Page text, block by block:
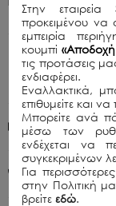
Περιγραφή
Μαύρο
Πολιτική
+30 210
Στην εταιρεία
προκειμένου να
εμπειρία
κουμπί
τις προτάσεις
ενδιαφέρει.
Εναλλακτικά,
επιθυμείτε και
Μπορείτε ανά
μέσω των
ενδέχεται να
συγκεκριμένων
Για
στην Πολιτική
βρείτεεδώ.